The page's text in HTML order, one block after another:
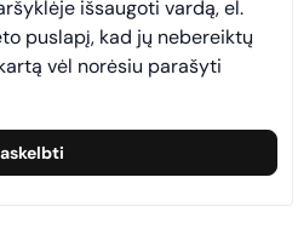
išsaugoti vardą, el.
puslapį, kad jų nebereiktų
vėl norėsiu parašyti